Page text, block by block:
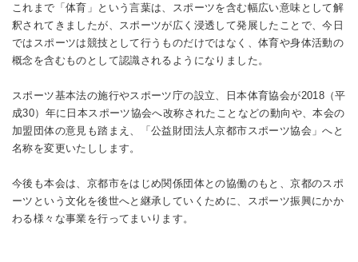
これまで「体育」という言葉は、スポーツを含む幅広い意味として解
釈されてきましたが、スポーツが広く浸透して発展したことで、今日
ではスポーツは競技として行うものだけではなく、体育や身体活動の
概念を含むものとして認識されるようになりました。
スポーツ基本法の施行やスポーツ庁の設立、日本体育協会が2018（平
成30）年に日本スポーツ協会へ改称されたことなどの動向や、本会の
加盟団体の意見も踏まえ、「公益財団法人京都市スポーツ協会」へと
名称を変更いたしします。
今後も本会は、京都市をはじめ関係団体との協働のもと、京都のスポ
ーツという文化を後世へと継承していくために、スポーツ振興にかか
わる様々な事業を行ってまいります。